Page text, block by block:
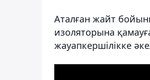
Аталған жайт
изоляторына
жауапкершілікке